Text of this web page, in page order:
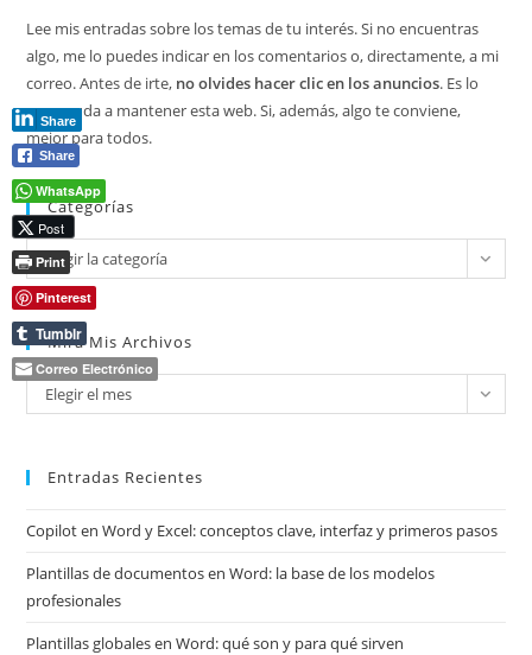
Lee mis entradas sobre los temas de tu interés. Si no encuentras
algo, me lo puedes indicar en los comentarios o, directamente, a mi
correo. Antes de irte, no olvides hacer clic en los anuncios. Es lo
que ayuda a mantener esta web. Si, además, algo te conviene,
mejor para todos.
Categorías
Categorías
Elegir la categoría
Mira Mis Archivos
Mira
mis
Elegir el mes
Entradas Recientes
Copilot en Word y Excel: conceptos clave, interfaz y primeros pasos
Plantillas de documentos en Word: la base de los modelos
profesionales
Plantillas globales en Word: qué son y para qué sirven
Share
Share
WhatsApp
Post
Print
Pinterest
Tumblr
Correo Electrónico